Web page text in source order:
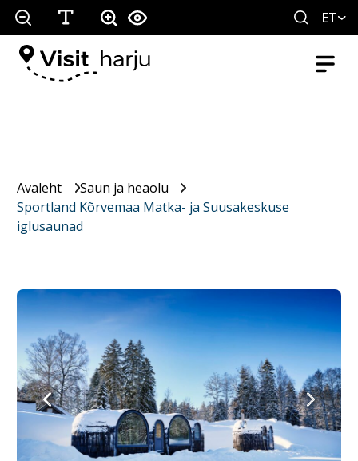
ET
Avaleht
Saun ja heaolu
Sportland Kõrvemaa Matka- ja Suusakeskuse
iglusaunad